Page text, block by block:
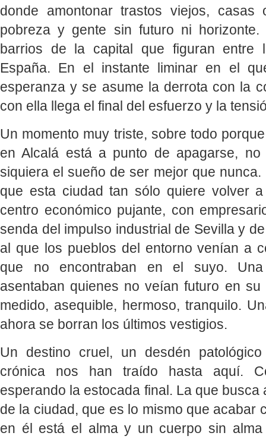
donde amontonar trastos viejos, casas
pobreza y gente sin futuro ni
barrios de la capital que figuran entre
España. En el instante liminar en el
esperanza y se asume la derrota con la
con ella llega el final del esfuerzo y la
Un momento muy triste, sobre todo
en Alcalá está a punto de apagarse,
siquiera el sueño de ser mejor que
que esta ciudad tan sólo quiere volver
centro económico pujante, con
senda del impulso industrial de Sevilla y
al que los pueblos del entorno venían a
que no encontraban en el suyo.
asentaban quienes no veían futuro en
medido, asequible, hermoso, tranquilo.
ahora se borran los últimos vestigios.
Un destino cruel, un desdén
crónica nos han traído hasta aquí.
esperando la estocada final. La que busca
de la ciudad, que es lo mismo que acabar
en él está el alma y un cuerpo sin